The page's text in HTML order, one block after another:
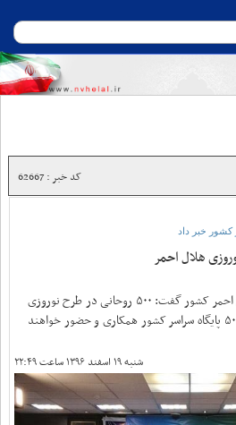
کد خبر : 62667
کشور خبر داد
هلال احمر
نماینده ولی فقیه در جمعیت هلال احمر کشور گفت: ۵۰۰ روحانی در طرح نوروزی
سال 1397 جمعیت هلال احمر در ۵۰۰ پایگاه سراسر کشور همکاری و حضور خواهند
شنبه ۱۹ اسفند ۱۳۹۶ ساعت ۲۲:۴۹